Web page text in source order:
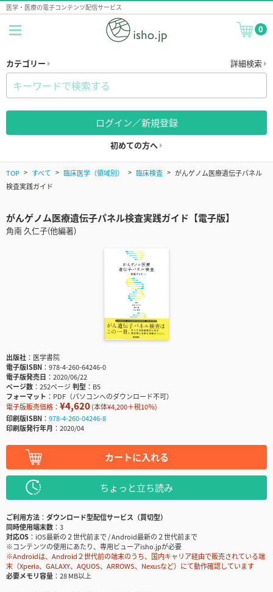
医学・医療の電子コンテンツ配信サービス
0
カテゴリー 詳細検索
ログイン／新規登録
初めての方へ
TOP すべて 臨床医学（領域別） 臨床検査
がんゲノム医療遺伝子パネル
検査実践ガイド
がんゲノム医療遺伝子パネル検査実践ガイド【電子版】
角南 久仁子(他編著)
出版社
医学書院
電子版ISBN
978-4-260-64246-0
電子版発売日
2020/06/22
ページ数
252ページ判型
B5
フォーマット
PDF（パソコンへのダウンロード不可）
電子版販売価格： ¥4,620(本体¥4,200＋税10％)
印刷版ISBN
978-4-260-04246-8
印刷版発行年月
2020/04
カートに入れる
ちょっと立ち読み
ご利用方法
ダウンロード型配信サービス（買切型）
同時使用端末数
3
対応OS
iOS最新の２世代前まで / Android最新の２世代前まで
※コンテンツの使用にあたり、専用ビューアisho.jpが必要
※Androidは、Android２世代前の端末のうち、国内キャリア経由で販売されている端
末（Xperia、GALAXY、AQUOS、ARROWS、Nexusなど）にて動作確認しています
必要メモリ容量
28 MB以上